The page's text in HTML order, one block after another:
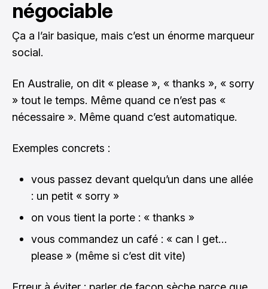
négociable
Ça a l’air basique, mais c’est un énorme marqueur
social.
En Australie, on dit « please », « thanks », « sorry
» tout le temps. Même quand ce n’est pas «
nécessaire ». Même quand c’est automatique.
Exemples concrets :
vous passez devant quelqu’un dans une allée
: un petit « sorry »
on vous tient la porte : « thanks »
vous commandez un café : « can I get…
please » (même si c’est dit vite)